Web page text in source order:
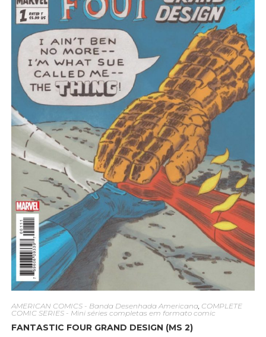
AMERICAN COMICS - Banda Desenhada Americana, COMPLETE
COMIC SERIES - Mini séries completas em formato comic
FANTASTIC FOUR GRAND DESIGN (MS 2)